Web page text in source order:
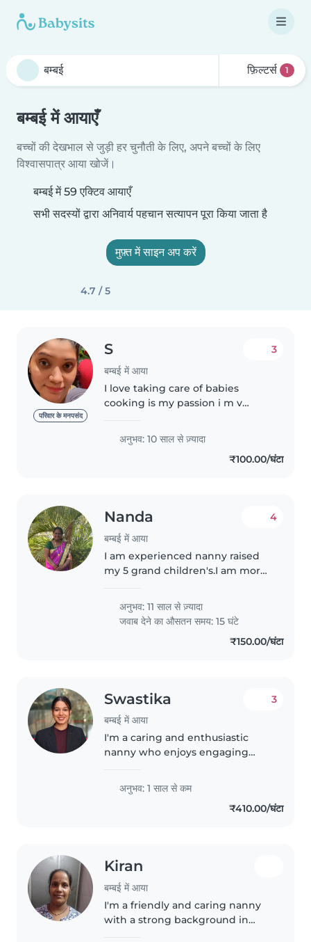
फ़िल्टर्स 1
बम्बई में आयाएँ
बच्चों की देखभाल से जुड़ी हर चुनौती के लिए, अपने बच्चों के लिए
विश्वासपात्र आया खोजें।
बम्बई में 59 एक्टिव आयाएँ
सभी सदस्यों द्वारा अनिवार्य पहचान सत्यापन पूरा किया जाता है
मुफ़्त में साइन अप करें
4.7 / 5
परिवार के मनपसंद
S
बम्बई में आया
3
I love taking care of babies
cooking is my passion i m v
sure people will love my work
अनुभव: 10 साल से ज़्यादा
₹100.00/घंटा
Nanda
बम्बई में आया
4
I am experienced nanny raised
my 5 grand children's.I am more
अनुभव: 11 साल से ज़्यादा
जवाब देने का औसतन समय: 15 घंटे
₹150.00/घंटा
Swastika
बम्बई में आया
3
I'm a caring and enthusiastic
nanny who enjoys engaging
reading, music and games. Multi-
lingual in Bengali, Hindi and
अनुभव: 1 साल से कम
₹410.00/घंटा
Kiran
बम्बई में आया
I'm a friendly and caring nanny
with a strong background in